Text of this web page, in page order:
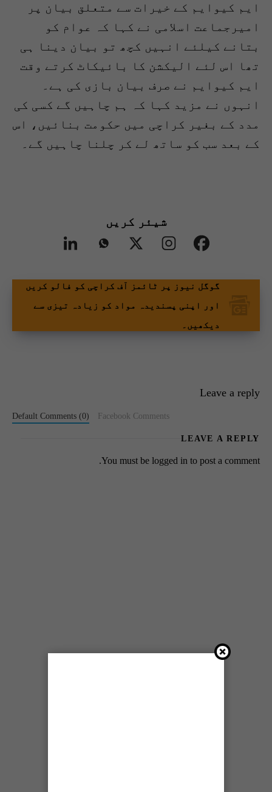
ایم کیوایم کے خیرات سے متعلق بیان پر
امیرجماعت اسلامی نے کہا کہ عوام کو
بتانے کیلئے انہیں کچھ تو بیان دینا ہی
تھا اس لئے الیکشن کا بائیکاٹ کرتے وقت
ایم کیوایم نے صرف بیان بازی کی ہے۔
انہوں نے مزید کہا کہ ہم چاہیں گے کسی کی
مدد کے بغیر کراچی میں حکومت بنائیں، اس
کے بعد سب کو ساتھ لے کر چلنا چاہیں گے۔
شیئر کریں
گوگل نیوز پر ٹائمز آف کراچی کو فالو کریں
اور اپنی پسندیدہ مواد کو زیادہ تیزی سے
دیکھیں۔
Leave a reply
Default Comments (0) Facebook Comments
LEAVE A REPLY
You must be logged in to post a comment.